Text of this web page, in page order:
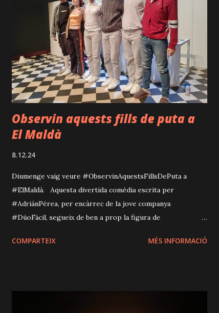
ininterrompuda, tot i la dificultat de no fer servir paraules
en cap moment per part de l'intèrpret. Cal dir, que aquest
es buida a escena amb una actuació a destacar, on mostra un
gran nivell tècnic pel que fa al clown. La seva presència
escènica, la precisió en els moviments i la capacitat de
transmetre emocions sense paraules són digne...
Observin aquests fills de puta a
El Maldà
8.12.24
Diumenge vaig veure #ObservinAquestsFillsDePuta a
#ElMaldà. Aquesta divertida comèdia escrita per
#AdriánPérea, per encàrrec de la jove companya
#DúoFàcil, segueix de ben a prop la figura de
com de la constructora ACS (des del 1997). Amb ell
COMPARTEIX MÉS INFORMACIÓ